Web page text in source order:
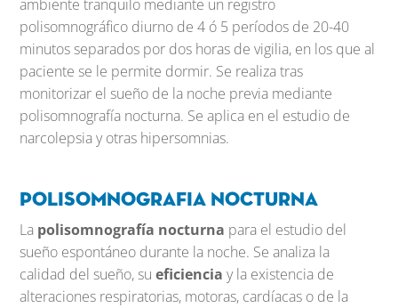
ambiente tranquilo mediante un registro
polisomnográfico diurno de 4 ó 5 períodos de 20-40
minutos separados por dos horas de vigilia, en los que al
paciente se le permite dormir. Se realiza tras
monitorizar el sueño de la noche previa mediante
polisomnografía nocturna. Se aplica en el estudio de
narcolepsia y otras hipersomnias.
Polisomnografia nocturna
La polisomnografía nocturna para el estudio del
sueño espontáneo durante la noche. Se analiza la
calidad del sueño, sueficiencia y la existencia de
alteraciones respiratorias, motoras, cardíacas o de la